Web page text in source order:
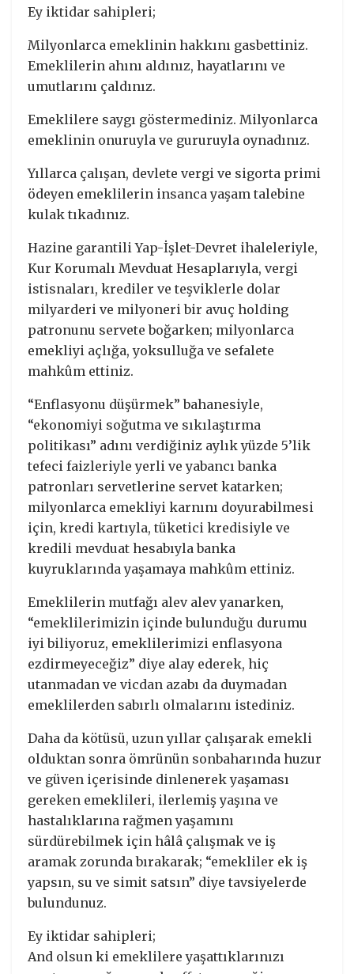
Ey iktidar sahipleri;
Milyonlarca emeklinin hakkını gasbettiniz.
Emeklilerin ahını aldınız, hayatlarını ve
umutlarını çaldınız.
Emeklilere saygı göstermediniz. Milyonlarca
emeklinin onuruyla ve gururuyla oynadınız.
Yıllarca çalışan, devlete vergi ve sigorta primi
ödeyen emeklilerin insanca yaşam talebine
kulak tıkadınız.
Hazine garantili Yap-İşlet-Devret ihaleleriyle,
Kur Korumalı Mevduat Hesaplarıyla, vergi
istisnaları, krediler ve teşviklerle dolar
milyarderi ve milyoneri bir avuç holding
patronunu servete boğarken; milyonlarca
emekliyi açlığa, yoksulluğa ve sefalete
mahkûm ettiniz.
“Enflasyonu düşürmek” bahanesiyle,
“ekonomiyi soğutma ve sıkılaştırma
politikası” adını verdiğiniz aylık yüzde 5’lik
tefeci faizleriyle yerli ve yabancı banka
patronları servetlerine servet katarken;
milyonlarca emekliyi karnını doyurabilmesi
için, kredi kartıyla, tüketici kredisiyle ve
kredili mevduat hesabıyla banka
kuyruklarında yaşamaya mahkûm ettiniz.
Emeklilerin mutfağı alev alev yanarken,
“emeklilerimizin içinde bulunduğu durumu
iyi biliyoruz, emeklilerimizi enflasyona
ezdirmeyeceğiz” diye alay ederek, hiç
utanmadan ve vicdan azabı da duymadan
emeklilerden sabırlı olmalarını istediniz.
Daha da kötüsü, uzun yıllar çalışarak emekli
olduktan sonra ömrünün sonbaharında huzur
ve güven içerisinde dinlenerek yaşaması
gereken emeklileri, ilerlemiş yaşına ve
hastalıklarına rağmen yaşamını
sürdürebilmek için hâlâ çalışmak ve iş
aramak zorunda bırakarak; “emekliler ek iş
yapsın, su ve simit satsın” diye tavsiyelerde
bulundunuz.
Ey iktidar sahipleri;
And olsun ki emeklilere yaşattıklarınızı